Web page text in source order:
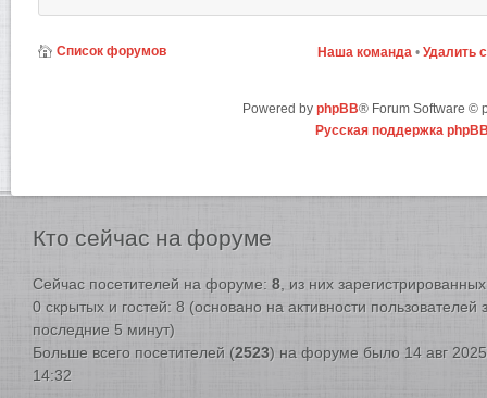
Список форумов Наша команда • Удалить
Powered by phpBB® Forum Software ©
Русская поддержка
Кто сейчас на форуме
Сейчас посетителей на форуме: 8 , из них
0 скрытых и гостей: 8 (основано на активности пользователей
последние 5 минут)
Больше всего посетителей (2523) на форуме было 14 авг
14:32